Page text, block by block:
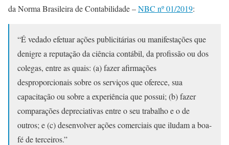
da Norma Brasileira de Contabilidade –NBC nº 01/2019:
“É vedado efetuar ações publicitárias ou manifestações que
denigre a reputação da ciência contábil, da profissão ou dos
colegas, entre as quais: (a) fazer afirmações
desproporcionais sobre os serviços que oferece, sua
capacitação ou sobre a experiência que possui; (b) fazer
comparações depreciativas entre o seu trabalho e o de
outros; e (c) desenvolver ações comerciais que iludam a boa-
fé de terceiros.”